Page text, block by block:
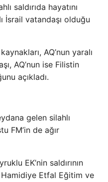
saldırıda hayatını
İsrail vatandaşı olduğu
AQ’nun yaralı
AQ’nun ise Filistin
açıkladı.
gelen silahlı
FM’in de ağır
EK’nin saldırının
Etfal Eğitim ve